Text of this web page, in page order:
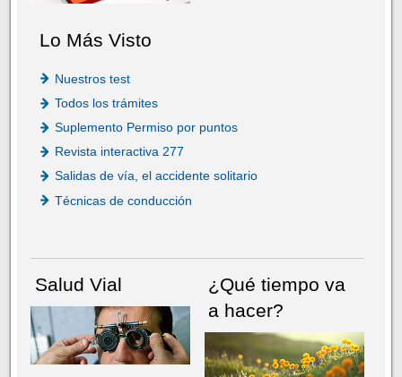
Lo Más Visto
Nuestros test
Todos los trámites
Suplemento Permiso por puntos
Revista interactiva 277
Salidas de vía, el accidente solitario
Técnicas de conducción
Salud Vial
¿Qué tiempo va
a hacer?